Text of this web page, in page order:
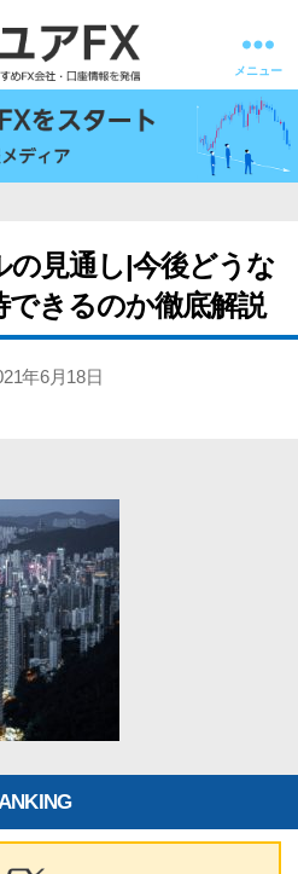
ユ
ア
FX
メニュー
の見通し|今後どうな
できるのか徹底解説
年6月18日